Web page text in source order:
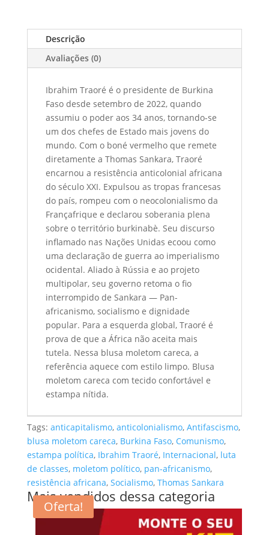
Descrição
Avaliações (0)
Ibrahim Traoré é o presidente de Burkina
Faso desde setembro de 2022, quando
assumiu o poder aos 34 anos, tornando-se
um dos chefes de Estado mais jovens do
mundo. Com o boné vermelho que remete
diretamente a Thomas Sankara, Traoré
encarnou a resistência anticolonial africana
do século XXI. Expulsou as tropas francesas
do país, rompeu com o neocolonialismo da
Françafrique e declarou soberania plena
sobre o território burkinabè. Seu discurso
inflamado nas Nações Unidas ecoou como
uma declaração de guerra ao imperialismo
ocidental. Aliado à Rússia e ao projeto
multipolar, seu governo retoma o fio
interrompido de Sankara — Pan-
africanismo, socialismo e dignidade
popular. Para a esquerda global, Traoré é
prova de que a África não aceita mais
tutela. Nessa blusa moletom careca, a
referência aquece com estilo limpo. Blusa
moletom careca com tecido confortável e
estampa nítida.
Tags: anticapitalismo, anticolonialismo, Antifascismo,
blusa moletom careca, Burkina Faso, Comunismo,
estampa política, Ibrahim Traoré, Internacional, luta
de classes, moletom político, pan-africanismo,
resistência africana, Socialismo, Thomas Sankara
Mais vendidos dessa categoria
Oferta!